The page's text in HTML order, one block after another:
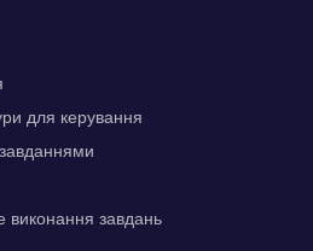
для керування
виконання завдань